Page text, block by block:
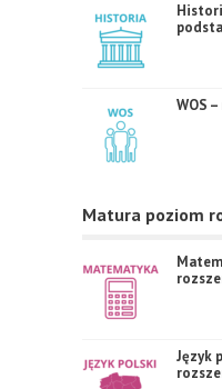
WOS
Matura poziom
Język